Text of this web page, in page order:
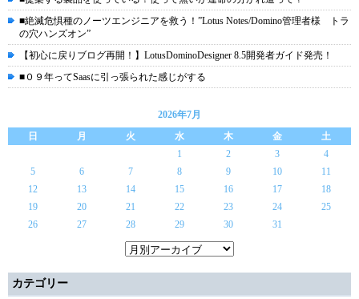
■絶滅危惧種のノーツエンジニアを救う！”Lotus Notes/Domino管理者様 トラ
の穴ハンズオン”
【初心に戻りブログ再開！】LotusDominoDesigner 8.5開発者ガイド発売！
■０９年ってSaasに引っ張られた感じがする
2026年7月
日
月 火 水 木 金
土
1
2 3
4
5
6 7 8 9 10
11
12
13 14 15 16 17
18
19
20 21 22 23 24
25
26
27 28 29 30 31
カテゴリー